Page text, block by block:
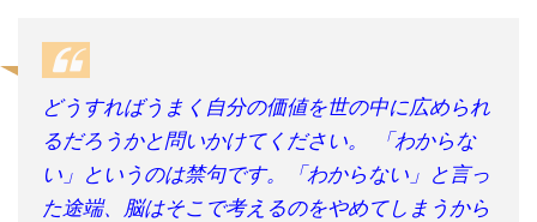
どうすればうまく自分の価値を世の中に広められ
るだろうかと問いかけてください。 「わからな
い」というのは禁句です。「わからない」と言っ
た途端、脳はそこで考えるのをやめてしまうから